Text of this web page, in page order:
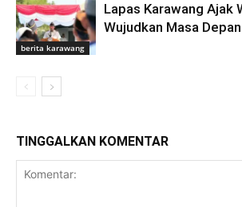
berita karawang
Lapas Karawang Ajak
Wujudkan Masa
TINGGALKAN KOMENTAR